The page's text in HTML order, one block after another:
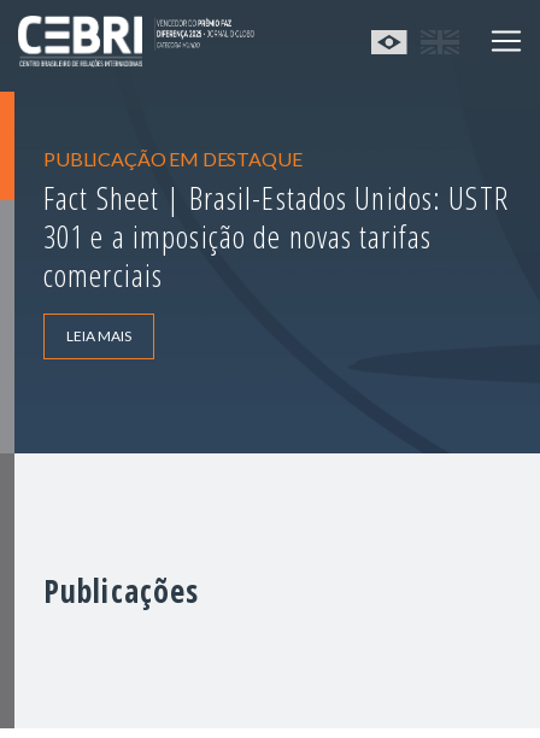
PUBLICAÇÃO EM DESTAQUE
Fact Sheet | Brasil-Estados Unidos: USTR
301 e a imposição de novas tarifas
comerciais
LEIA MAIS
Publicações